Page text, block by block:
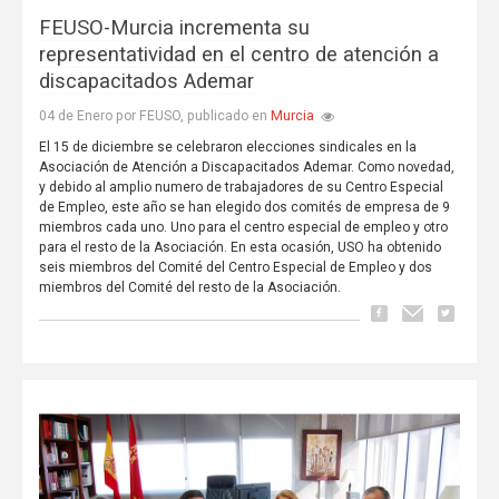
FEUSO-Murcia incrementa su
representatividad en el centro de atención a
discapacitados Ademar
04 de Enero por FEUSO, publicado en Murcia
El 15 de diciembre se celebraron elecciones sindicales en la
Asociación de Atención a Discapacitados Ademar. Como novedad,
y debido al amplio numero de trabajadores de su Centro Especial
de Empleo, este año se han elegido dos comités de empresa de 9
miembros cada uno. Uno para el centro especial de empleo y otro
para el resto de la Asociación. En esta ocasión, USO ha obtenido
seis miembros del Comité del Centro Especial de Empleo y dos
miembros del Comité del resto de la Asociación.